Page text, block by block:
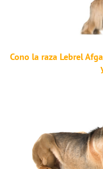
Cono la raza Lebrel